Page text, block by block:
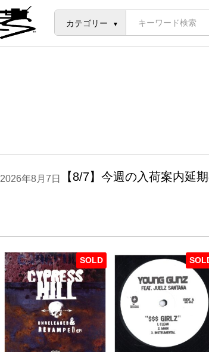
カテゴリー
【8/7】今週の入荷案内延
2026年8月7日
SOLD